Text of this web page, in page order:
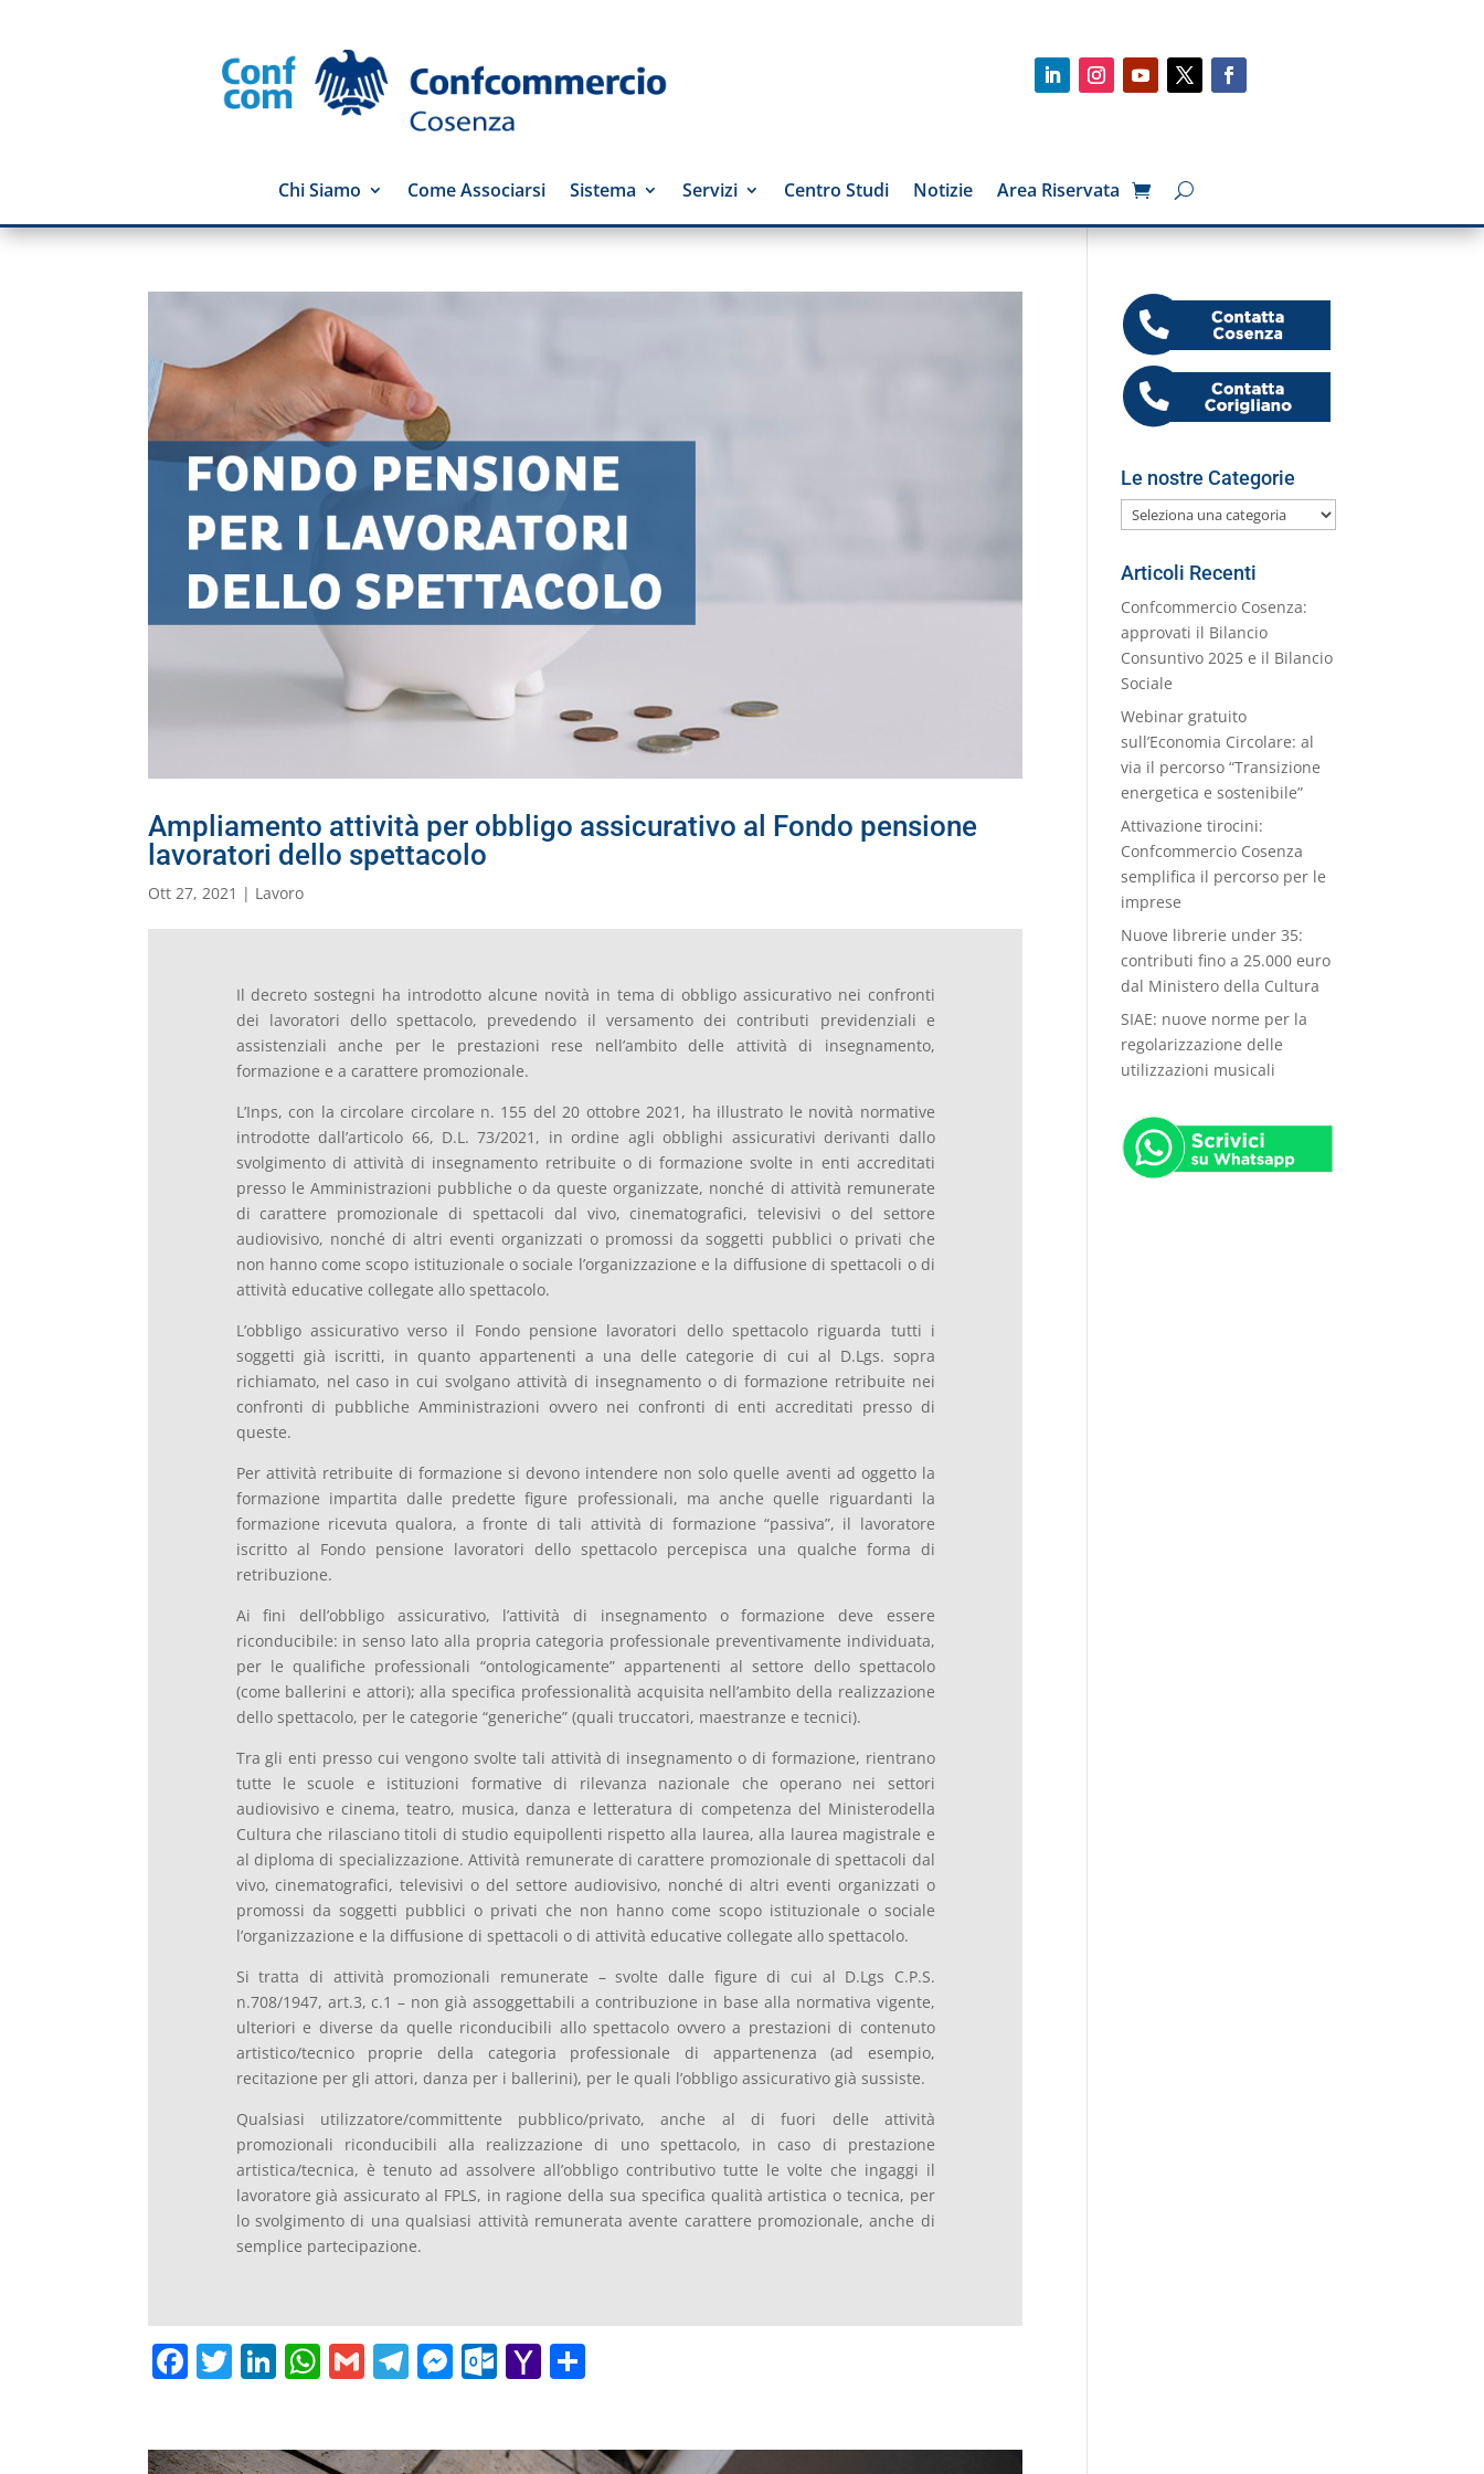
Chi Siamo Come Associarsi Sistema Servizi Centro Studi Notizie Area Riservata
Ampliamento attività per obbligo assicurativo al Fondo pensione
lavoratori dello spettacolo
Ott 27, 2021 | Lavoro
Il decreto sostegni ha introdotto alcune novità in tema di obbligo assicurativo nei confronti
dei lavoratori dello spettacolo, prevedendo il versamento dei contributi previdenziali e
assistenziali anche per le prestazioni rese nell’ambito delle attività di insegnamento,
formazione e a carattere promozionale.
L’Inps, con la circolare circolare n. 155 del 20 ottobre 2021, ha illustrato le novità normative
introdotte dall’articolo 66, D.L. 73/2021, in ordine agli obblighi assicurativi derivanti dallo
svolgimento di attività di insegnamento retribuite o di formazione svolte in enti accreditati
presso le Amministrazioni pubbliche o da queste organizzate, nonché di attività remunerate
di carattere promozionale di spettacoli dal vivo, cinematografici, televisivi o del settore
audiovisivo, nonché di altri eventi organizzati o promossi da soggetti pubblici o privati che
non hanno come scopo istituzionale o sociale l’organizzazione e la diffusione di spettacoli o di
attività educative collegate allo spettacolo.
L’obbligo assicurativo verso il Fondo pensione lavoratori dello spettacolo riguarda tutti i
soggetti già iscritti, in quanto appartenenti a una delle categorie di cui al D.Lgs. sopra
richiamato, nel caso in cui svolgano attività di insegnamento o di formazione retribuite nei
confronti di pubbliche Amministrazioni ovvero nei confronti di enti accreditati presso di
queste.
Per attività retribuite di formazione si devono intendere non solo quelle aventi ad oggetto la
formazione impartita dalle predette figure professionali, ma anche quelle riguardanti la
formazione ricevuta qualora, a fronte di tali attività di formazione “passiva”, il lavoratore
iscritto al Fondo pensione lavoratori dello spettacolo percepisca una qualche forma di
retribuzione.
Ai fini dell’obbligo assicurativo, l’attività di insegnamento o formazione deve essere
riconducibile: in senso lato alla propria categoria professionale preventivamente individuata,
per le qualifiche professionali “ontologicamente” appartenenti al settore dello spettacolo
(come ballerini e attori); alla specifica professionalità acquisita nell’ambito della realizzazione
dello spettacolo, per le categorie “generiche” (quali truccatori, maestranze e tecnici).
Tra gli enti presso cui vengono svolte tali attività di insegnamento o di formazione, rientrano
tutte le scuole e istituzioni formative di rilevanza nazionale che operano nei settori
audiovisivo e cinema, teatro, musica, danza e letteratura di competenza del Ministerodella
Cultura che rilasciano titoli di studio equipollenti rispetto alla laurea, alla laurea magistrale e
al diploma di specializzazione. Attività remunerate di carattere promozionale di spettacoli dal
vivo, cinematografici, televisivi o del settore audiovisivo, nonché di altri eventi organizzati o
promossi da soggetti pubblici o privati che non hanno come scopo istituzionale o sociale
l’organizzazione e la diffusione di spettacoli o di attività educative collegate allo spettacolo.
Si tratta di attività promozionali remunerate – svolte dalle figure di cui al D.Lgs C.P.S.
n.708/1947, art.3, c.1 – non già assoggettabili a contribuzione in base alla normativa vigente,
ulteriori e diverse da quelle riconducibili allo spettacolo ovvero a prestazioni di contenuto
artistico/tecnico proprie della categoria professionale di appartenenza (ad esempio,
recitazione per gli attori, danza per i ballerini), per le quali l’obbligo assicurativo già sussiste.
Qualsiasi utilizzatore/committente pubblico/privato, anche al di fuori delle attività
promozionali riconducibili alla realizzazione di uno spettacolo, in caso di prestazione
artistica/tecnica, è tenuto ad assolvere all’obbligo contributivo tutte le volte che ingaggi il
lavoratore già assicurato al FPLS, in ragione della sua specifica qualità artistica o tecnica, per
lo svolgimento di una qualsiasi attività remunerata avente carattere promozionale, anche di
semplice partecipazione.
F T Li W G T M O Y
Le nostre Categorie
Le
nostre
Categorie
Articoli Recenti
Confcommercio Cosenza:
approvati il Bilancio
Consuntivo 2025 e il Bilancio
Sociale
Webinar gratuito
sull’Economia Circolare: al
via il percorso “Transizione
energetica e sostenibile”
Attivazione tirocini:
Confcommercio Cosenza
semplifica il percorso per le
imprese
Nuove librerie under 35:
contributi fino a 25.000 euro
dal Ministero della Cultura
SIAE: nuove norme per la
regolarizzazione delle
utilizzazioni musicali